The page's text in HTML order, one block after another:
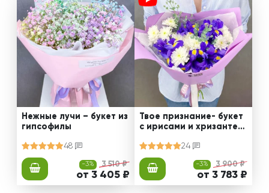
Нежные лучи – букет из
гипсофилы
48
-3% 3 510 ₽
от 3 405 ₽
Твое признание- букет
с ирисами и хризантем
24
-3% 3 900 ₽
от 3 783 ₽